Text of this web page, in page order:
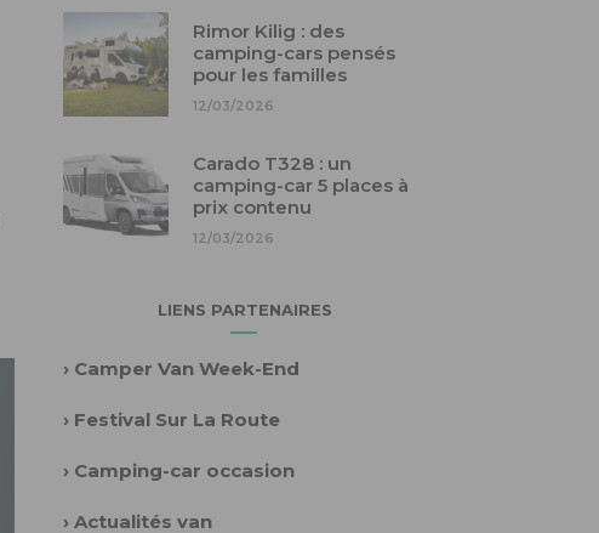
Rimor Kilig : des
camping-cars pensés
pour les familles
12/03/2026
Carado T328 : un
camping-car 5 places à
prix contenu
12/03/2026
LIENS PARTENAIRES
› Camper Van Week-End
› Festival Sur La Route
› Camping-car occasion
› Actualités van